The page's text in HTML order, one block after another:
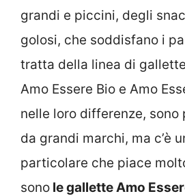
grandi e piccini, degli
golosi, che soddisfano i
tratta della linea di
Amo Essere Bio e Amo
nelle loro differenze,
da grandi marchi, ma c’è
particolare che piace
sono le gallette Amo